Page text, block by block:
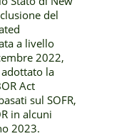
del
a livello
2022,
la
Act
sul SOFR,
in alcuni
2023.